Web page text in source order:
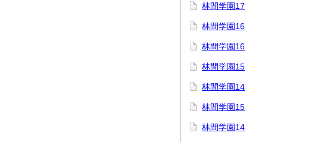
林間学園17
林間学園16
林間学園16
林間学園15
林間学園14
林間学園15
林間学園14